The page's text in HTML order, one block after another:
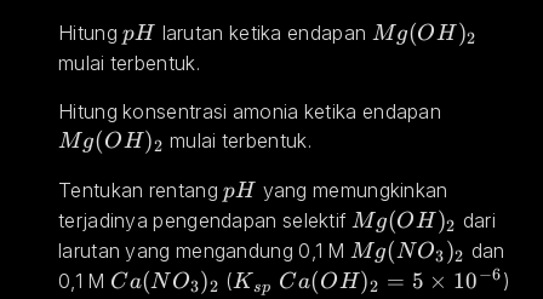
Hitung pH
pH larutan ketika endapan Mg(OH)_2
Mg(OH )2
mulai terbentuk.
Hitung konsentrasi amonia ketika endapan
Mg(OH)2 mulai terbentuk.
Tentukan rentang pH
pH yang memungkinkan
terjadinya pengendapan selektif Mg(OH)_2
Mg(OH )2 dari
larutan yang mengandung 0,1 M Mg(NO_3)_2
Mg(NO3)2 dan
0,1 M Ca(NO_3)_2
Ca(N O3)2 (Ksp Ca(OH)2 = 5 × 10−6)